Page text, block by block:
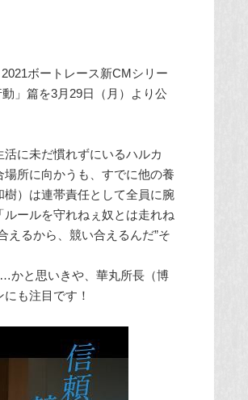
ボートレース新CMシリー
」篇を3月29日（月）より公
に未だ慣れずにいるハルカ
所に向かうも、すでに他の養
）は連帯責任として全員に腕
ールを守れねぇ奴とは走れね
えるから、競い合えるんだ”そ
かと思いきや、華丸所長（博
も注目です！